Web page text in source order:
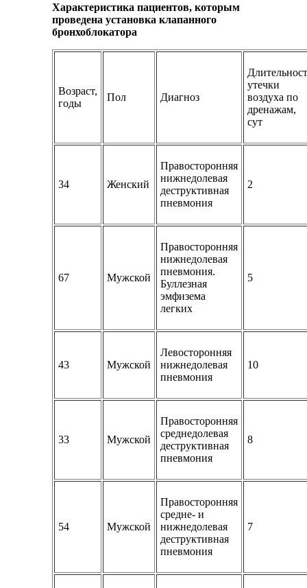
Характеристика пациентов, которым
проведена установка клапанного
бронхоблокатора
Возраст,
годы
Пол Диагноз
утечки
воздуха по
дренажам,
сут
34 Женский
Правосторонняя
нижнедолевая
деструктивная
пневмония
2
67 Мужской
Правосторонняя
нижнедолевая
пневмония.
Буллезная
эмфизема
легких
5
43 Мужской
Левосторонняя
нижнедолевая
пневмония
10
33 Мужской
Правосторонняя
среднедолевая
деструктивная
пневмония
8
54 Мужской
Правосторонняя
средне- и
нижнедолевая
деструктивная
пневмония
7